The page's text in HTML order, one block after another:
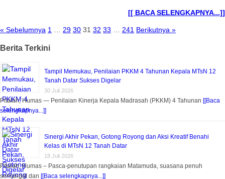
[[ BACA SELENGKAPNYA...]]
« Sebelumnya 1 29 30 31 32 33 241 Berikutnya »
Berita Terkini
Tampil Memukau, Penilaian PKKM 4 Tahunan Kepala MTsN 12
Tanah Datar Sukses Digelar
30 Juli 2026
Pitalah, Humas — Penilaian Kinerja Kepala Madrasah (PKKM) 4 Tahunan [[Baca
selengkapnya...]]
Sinergi Akhir Pekan, Gotong Royong dan Aksi Kreatif Benahi
Kelas di MTsN 12 Tanah Datar
18 Juli 2026
Pitalah, Humas – Pasca-penutupan rangkaian Matamuda, suasana penuh
semangat dan [[Baca selengkapnya...]]